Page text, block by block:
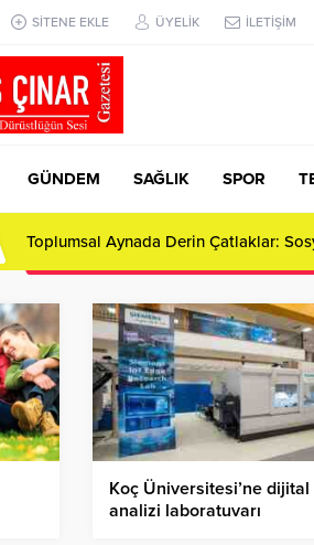
SİTENE EKLE ÜYELİK İLETİŞİM
GÜNDEM SAĞLIK SPOR
Toplumsal Aynada Derin Çatlaklar:
Koç Üniversitesi’ne dijital
analizi laboratuvarı